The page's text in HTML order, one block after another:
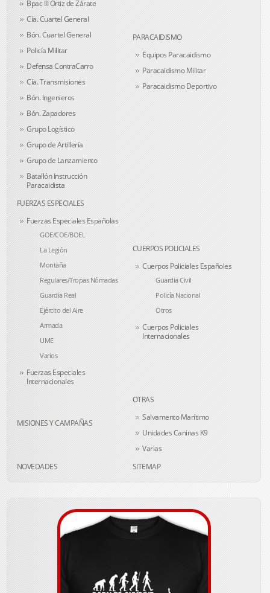
Bpac III Ortiz de Zárate
Cía. Cuartel General
Bón. Cuartel General
Policía Militar
Defensa ContraCarro
Cía. Transmisiones
Bón. Ingenieros
Bón. Zapadores
Grupo Logístico
Grupo de Artillería
Grupo de Lanzamiento
Batallón Instrucción
Paracaidista
PARACAIDISMO
Equipos Paracaidismo
Paracaidismo Militar
Paracaidismo Deportivo
FUERZAS ESPECIALES
Fuerzas Especiales Españolas
GOE/COE/BOEL
La Legión
Montaña
Regulares/Tropas Nómadas
Guardia Real
Ejército del Aire
Armada
UME
Varios
Fuerzas Especiales
Internacionales
CUERPOS POLICIALES
Cuerpos Policiales Españoles
Guardia Civil
Policía Nacional
Otros
Cuerpos Policiales
Internacionales
MISIONES Y CAMPAÑAS
OTRAS
Salvamento Marítimo
Unidades Caninas K9
Varias
NOVEDADES
SITEMAP